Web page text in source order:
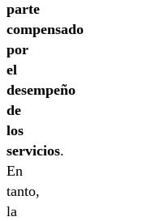
parte
compensado
por
el
desempeño
de
los
servicios.
En
tanto,
la